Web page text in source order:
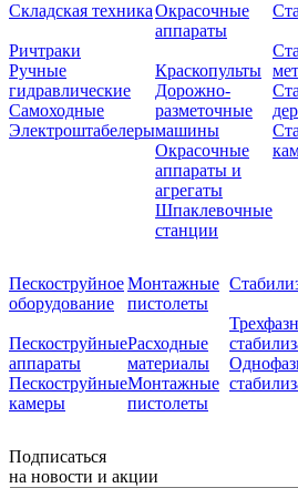
Складская техника
Ричтраки
Ручные
гидравлические
Самоходные
Электроштабелеры
Окрасочные
аппараты
Краскопульты
Дорожно-
разметочные
машины
Окрасочные
аппараты и
агрегаты
Шпаклевочные
станции
Пескоструйное
оборудование
Пескоструйные
аппараты
Пескоструйные
камеры
Монтажные
пистолеты
Расходные
материалы
Монтажные
пистолеты
Подписаться
на новости и акции